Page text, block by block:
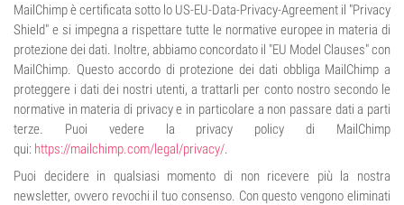
MailChimp è certificata sotto lo US-EU-Data-Privacy-Agreement il "Privacy
Shield" e si impegna a rispettare tutte le normative europee in materia di
protezione dei dati. Inoltre, abbiamo concordato il "EU Model Clauses" con
MailChimp. Questo accordo di protezione dei dati obbliga MailChimp a
proteggere i dati dei nostri utenti, a trattarli per conto nostro secondo le
normative in materia di privacy e in particolare a non passare dati a parti
terze. Puoi vedere la privacy policy di MailChimp
qui: https://mailchimp.com/legal/privacy/.
Puoi decidere in qualsiasi momento di non ricevere più la nostra
newsletter, ovvero revochi il tuo consenso. Con questo vengono eliminati